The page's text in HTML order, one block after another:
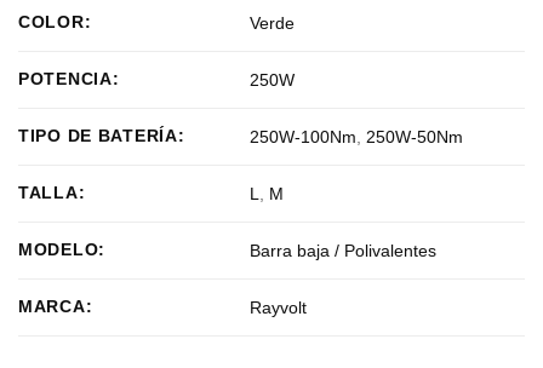
COLOR: Verde
POTENCIA: 250W
TIPO DE BATERÍA: 250W-100Nm 250W-50Nm
TALLA: L M
MODELO: Barra baja / Polivalentes
MARCA: Rayvolt